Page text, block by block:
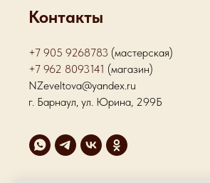
Контакты
+7 905 9268783 (мастерская)
+7 962 8093141 (магазин)
NZeveltova@yandex.ru
г. Барнаул, ул. Юрина, 299Б